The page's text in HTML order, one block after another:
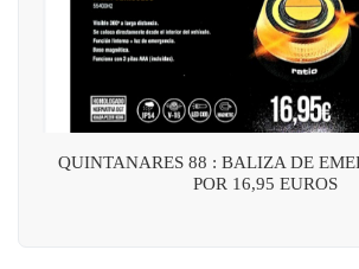
QUINTANARES 88 : BALIZA DE
POR 16,95 EUROS